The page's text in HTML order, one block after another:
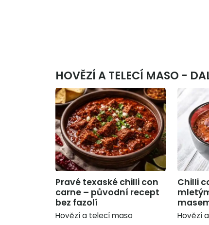
HOVĚZÍ A TELECÍ MASO -
Pravé texaské chilli con
carne – původní recept
bez fazolí
Hovězí a telecí maso
Chilli
Hovězí